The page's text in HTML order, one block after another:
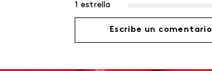
1 estrella
Escribe un comentario